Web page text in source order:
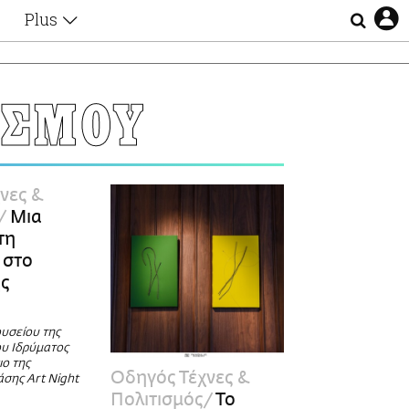
Plus
Αφιερώματα
Ζώδια
Οι Αθηναίοι
Απώλειες
Επιλογές
&
Μια
της
Ιδρύματος
της
Art Night
Οδηγός Τέχνες &
Πολιτισμός Το